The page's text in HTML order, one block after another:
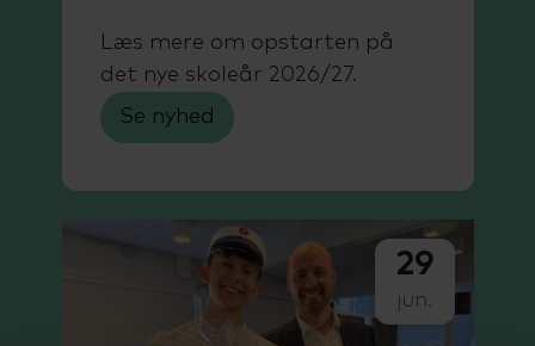
Læs mere om opstarten på
det nye skoleår 2026/27.
Se nyhed
29
jun.